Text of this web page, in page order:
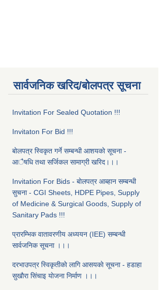
सार्वजनिक खरिद/बोलपत्र सूचना
Invitation For Sealed Quotation !!!
Invitaton For Bid !!!
बाेलपत्र स्विकृत गर्ने सम्बन्धी आशयकाे सूचना -
आैषधि तथा सर्जिकल सामाग्री खरिद।।।
Invitation For Bids - बाेलपत्र आब्हान सम्बन्धी
सुचना - CGI Sheets, HDPE Pipes, Supply
of Medicine & Surgical Goods, Supply of
Sanitary Pads !!!
प्रारम्भिक वातावरणीय अध्ययन (IEE) सम्बन्धी
सार्वजनिक सूचना ।।।
दरभाउपत्र स्विकृतीकाे लागि आसयकाे सूचना - हडाहा
सुखाैरा सिंचाइ याेजना निर्माण ।।।